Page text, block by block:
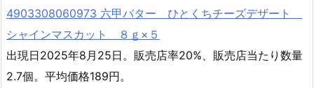
4903308060973 六甲バター ひとくちチーズデザート
シャインマスカット ８ｇ×５
出現日2025年8月25日。販売店率20%、販売店当たり数量
2.7個。平均価格189円。